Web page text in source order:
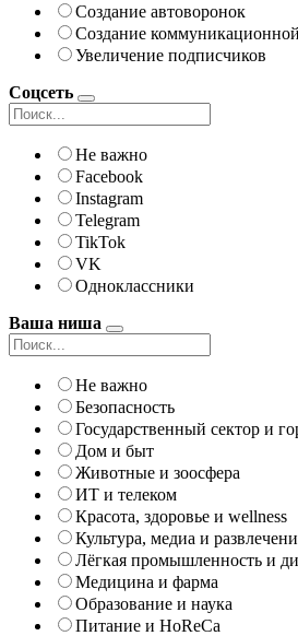
Создание автоворонок
Создание коммуникационной
Увеличение подписчиков
Соцсеть
Не важно
Facebook
Instagram
Telegram
TikTok
VK
Одноклассники
Ваша ниша
Не важно
Безопасность
Государственный сектор и
Дом и быт
Животные и зоосфера
ИТ и телеком
Красота, здоровье и wellness
Культура, медиа и
Лёгкая промышленность и
Медицина и фарма
Образование и наука
Питание и HoReCa